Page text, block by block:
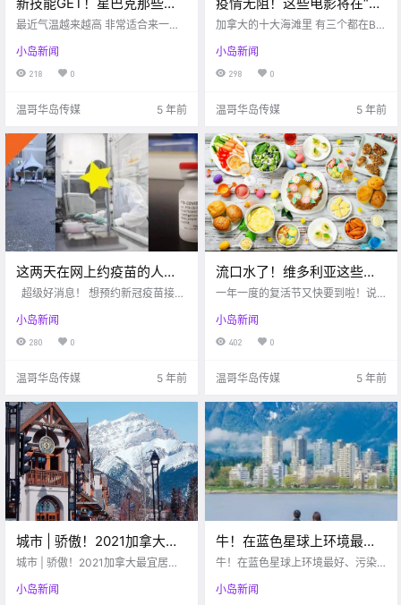
日饮品“网红神仙喝法“合集~
最近气温越来越高 非常适合来一杯
些 星巴克的网红新玩法！ 锵锵锵，
秘密马上揭晓～ google 那就是星巴
克的隐藏菜单奶茶 所谓的Secret M
小岛新闻
218 0
温哥华岛传媒 5 年前
城状态下”继续在维多利亚取
加拿大的十大海滩里 有三个都在BC
《孤独星球》列出了加拿大十大海
滩 其中有三个都在BC省 他们分别是
圣约瑟夫湾，切斯特曼海滩 和基斯
小岛新闻
298 0
温哥华岛传媒 5 年前
这两天在网上约疫苗的人注
意！预约时千万别提供这些
等待了， BC省在昨正式向全省居
民， 启动了在线预约疫苗系统。 无
小岛新闻
280 0
温哥华岛传媒 5 年前
流口水了！维多利亚这些复
活节主题甜品也太诱人了
一年一度的复活节又快要到啦！说
传统活动—找彩蛋。由于近日BC省
进入疫情反弹阶段，为了安全起
岛上有很多餐馆都可以给.
小岛新闻
402 0
温哥华岛传媒 5 年前
城市 | 骄傲！2021加拿大最
宜居城市榜，岛上这座城市
城市 | 骄傲！2021加拿大最宜居城
小岛新闻
牛！在蓝色星球上环境最
好、污染指数最低的国家是
牛！在蓝色星球上环境最好、污染
小岛新闻